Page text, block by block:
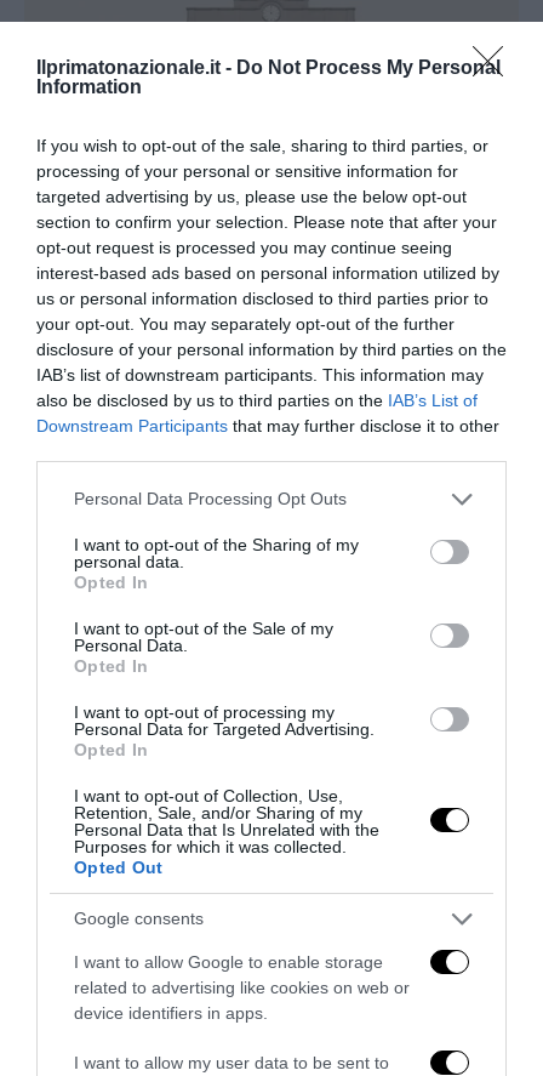
Ilprimatonazionale.it - Do Not Process My Personal
Information
If you wish to opt-out of the sale, sharing to third parties, or
processing of your personal or sensitive information for
targeted advertising by us, please use the below opt-out
section to confirm your selection. Please note that after your
opt-out request is processed you may continue seeing
interest-based ads based on personal information utilized by
us or personal information disclosed to third parties prior to
your opt-out. You may separately opt-out of the further
disclosure of your personal information by third parties on the
IAB’s list of downstream participants. This information may
also be disclosed by us to third parties on the IAB’s List of
Downstream Participants that may further disclose it to other
Please note that this website/app uses one or more Google
not limited to your visit or usage behaviour. You may click to
grant or deny consent to Google and its third-party tags to
use your data for below specified purposes in below Google
consent section.
Personal Data Processing Opt Outs
I want to opt-out of the Sharing of my
personal data.
Opted In
I want to opt-out of the Sale of my
Personal Data.
Opted In
I want to opt-out of processing my
Personal Data for Targeted Advertising.
Opted In
I want to opt-out of Collection, Use,
Retention, Sale, and/or Sharing of my
Personal Data that Is Unrelated with the
Purposes for which it was collected.
Opted Out
Google consents
I want to allow Google to enable storage
related to advertising like cookies on web or
device identifiers in apps.
I want to allow my user data to be sent to
La Camera boccia il patentino antifascista per parlare a
Montecitorio: palo clamoroso del Pd
5 Agosto 2026
L’immigrazione è l’ultimo rifugio degli incapaci: contro
27 Luglio 2026